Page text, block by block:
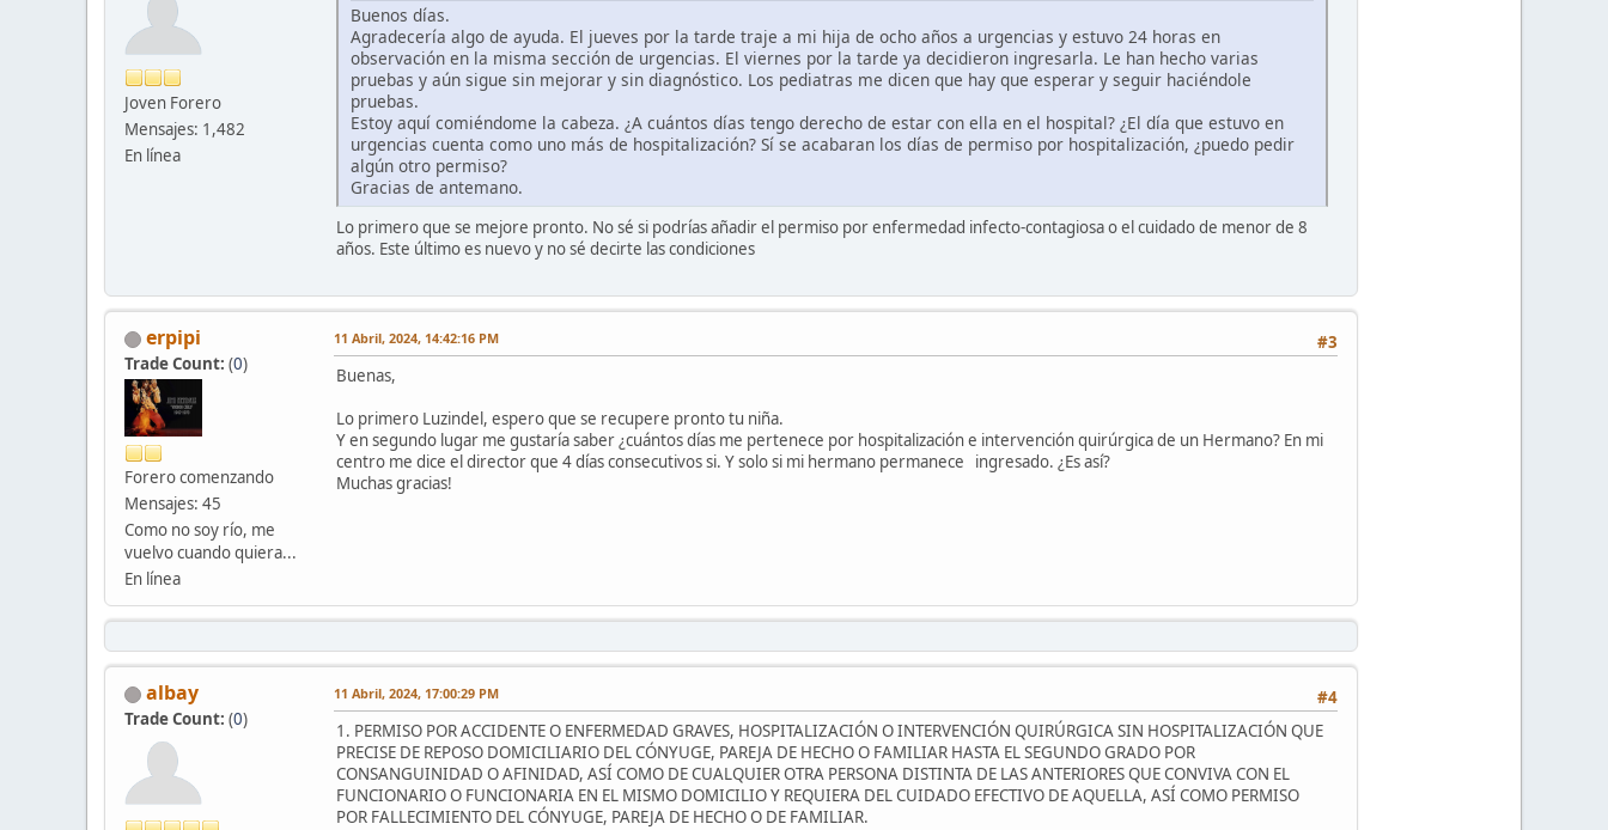
Joven Forero
Mensajes: 1,482
En línea
Buenos días.
Agradecería algo de ayuda. El jueves por la tarde traje a mi hija de ocho años a urgencias y estuvo 24 horas en
observación en la misma sección de urgencias. El viernes por la tarde ya decidieron ingresarla. Le han hecho varias
pruebas y aún sigue sin mejorar y sin diagnóstico. Los pediatras me dicen que hay que esperar y seguir haciéndole
pruebas.
Estoy aquí comiéndome la cabeza. ¿A cuántos días tengo derecho de estar con ella en el hospital? ¿El día que estuvo en
urgencias cuenta como uno más de hospitalización? Sí se acabaran los días de permiso por hospitalización, ¿puedo pedir
algún otro permiso?
Gracias de antemano.
Lo primero que se mejore pronto. No sé si podrías añadir el permiso por enfermedad infecto-contagiosa o el cuidado de menor de 8
años. Este último es nuevo y no sé decirte las condiciones
erpipi
Trade Count: (0)
Forero comenzando
Mensajes: 45
Como no soy río, me
vuelvo cuando quiera...
En línea
#3
11 Abril, 2024, 14:42:16 PM
Buenas,
Lo primero Luzindel, espero que se recupere pronto tu niña.
Y en segundo lugar me gustaría saber ¿cuántos días me pertenece por hospitalización e intervención quirúrgica de un Hermano? En mi
centro me dice el director que 4 días consecutivos si. Y solo si mi hermano permanece ingresado. ¿Es así?
Muchas gracias!
albay
Trade Count: (0)
#4
11 Abril, 2024, 17:00:29 PM
1. PERMISO POR ACCIDENTE O ENFERMEDAD GRAVES, HOSPITALIZACIÓN O INTERVENCIÓN QUIRÚRGICA SIN HOSPITALIZACIÓN QUE
PRECISE DE REPOSO DOMICILIARIO DEL CÓNYUGE, PAREJA DE HECHO O FAMILIAR HASTA EL SEGUNDO GRADO POR
CONSANGUINIDAD O AFINIDAD, ASÍ COMO DE CUALQUIER OTRA PERSONA DISTINTA DE LAS ANTERIORES QUE CONVIVA CON EL
FUNCIONARIO O FUNCIONARIA EN EL MISMO DOMICILIO Y REQUIERA DEL CUIDADO EFECTIVO DE AQUELLA, ASÍ COMO PERMISO
POR FALLECIMIENTO DEL CÓNYUGE, PAREJA DE HECHO O DE FAMILIAR.